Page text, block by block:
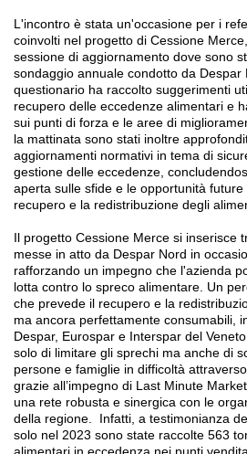
L'incontro è stata un'occasione per i
coinvolti nel progetto di Cessione
sessione di aggiornamento dove sono
sondaggio annuale condotto da Despar
questionario ha raccolto suggerimenti
recupero delle eccedenze alimentari e
sui punti di forza e le aree di
la mattinata sono stati inoltre
aggiornamenti normativi in tema di
gestione delle eccedenze,
aperta sulle sfide e le opportunità
recupero e la redistribuzione degli
Il progetto Cessione Merce si inserisce
messe in atto da Despar Nord in
rafforzando un impegno che l'azienda
lotta contro lo spreco alimentare. Un
che prevede il recupero e la
ma ancora perfettamente consumabili,
Despar, Eurospar e Interspar del
solo di limitare gli sprechi ma anche di
persone e famiglie in difficoltà
grazie all’impegno di Last Minute
una rete robusta e sinergica con le
della regione.
Infatti, a testimonianza
solo nel 2023 sono state raccolte 563